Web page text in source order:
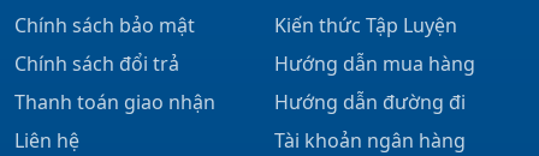
Chính sách bảo mật
Chính sách đổi trả
Thanh toán giao nhận
Liên hệ
Kiến thức Tập Luyện
Hướng dẫn mua hàng
Hướng dẫn đường đi
Tài khoản ngân hàng